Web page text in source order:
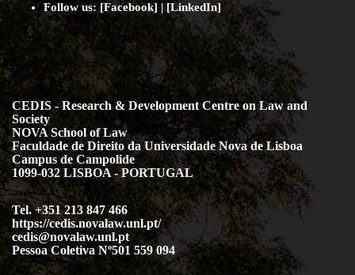
Follow us: [Facebook] | [LinkedIn]
CEDIS - Research & Development Centre on Law and
Society
NOVA School of Law
Faculdade de Direito da Universidade Nova de Lisboa
Campus de Campolide
1099-032 LISBOA - PORTUGAL
Tel. +351 213 847 466
https://cedis.novalaw.unl.pt/
cedis@novalaw.unl.pt
Pessoa Coletiva Nº501 559 094